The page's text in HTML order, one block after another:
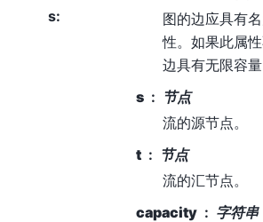
s:
图的边应具有
性。如果此属
边具有无限容量
s
节点
流的源节点。
t
节点
流的汇节点。
capacity
字符串